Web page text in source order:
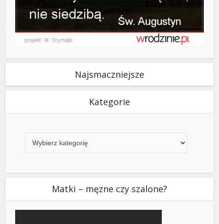
Najsmaczniejsze
Kategorie
Matki – męzne czy szalone?